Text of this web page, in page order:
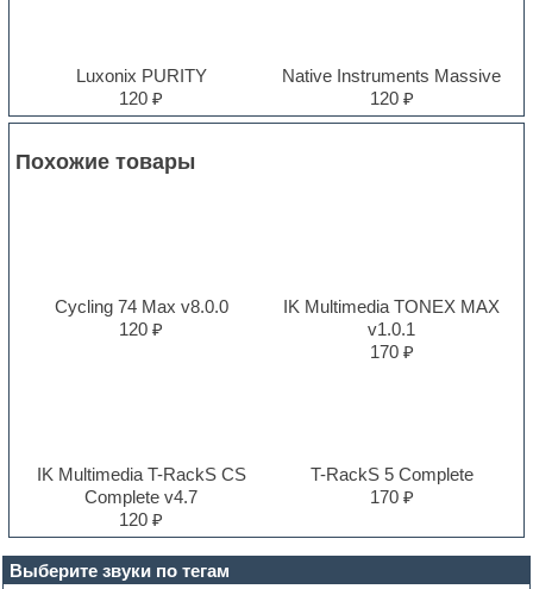
Выберите звуки по тегам
Luxonix PURITY
120 ₽
Native Instruments Massive
120 ₽
Похожие товары
Cycling 74 Max v8.0.0
120 ₽
IK Multimedia TONEX MAX
v1.0.1
170 ₽
IK Multimedia T-RackS CS
Complete v4.7
120 ₽
T-RackS 5 Complete
170 ₽